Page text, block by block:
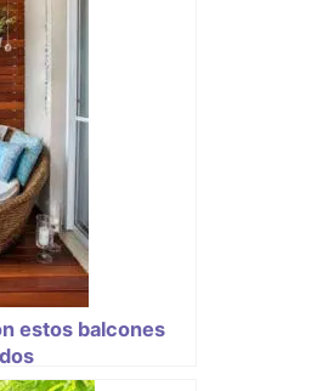
estos balcones